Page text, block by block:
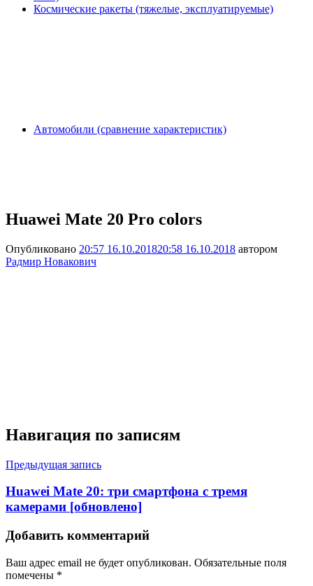
Космические ракеты (тяжелые, эксплуатируемые)
Автомобили (сравнение характеристик)
Huawei Mate 20 Pro colors
Опубликовано 20:57 16.10.201820:58 16.10.2018 автором
Радмир Новакович
Навигация по записям
Предыдущая запись
Huawei Mate 20: три смартфона с тремя
камерами [обновлено]
Добавить комментарий
Ваш адрес email не будет опубликован. Обязательные поля
помечены *